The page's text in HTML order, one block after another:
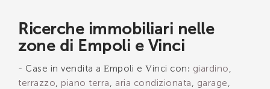
Ricerche immobiliari nelle
zone di Empoli e Vinci
- Case in vendita a Empoli e Vinci con: giardino ,
terrazzo, piano terra , aria condizionata , garage ,